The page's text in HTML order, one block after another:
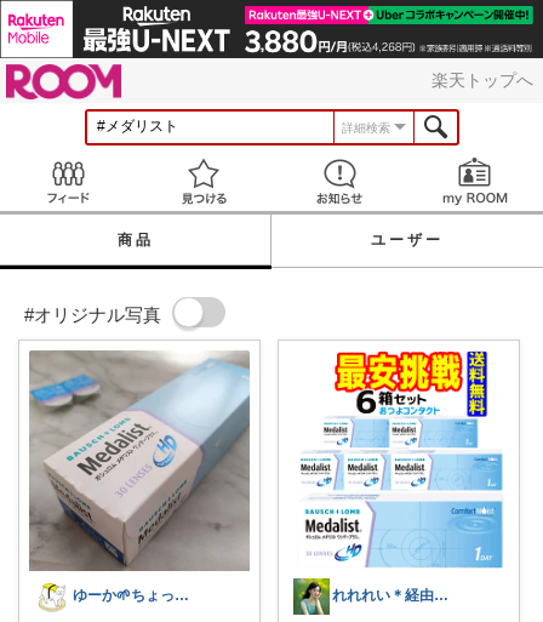
楽天トップへ
詳細検索
見つける お知らせ
商品 ユーザー
#オリジナル写真
ゆーか🌱ちょっと気分が整う暮らし集め れれれい＊経由購入ありがとうございます